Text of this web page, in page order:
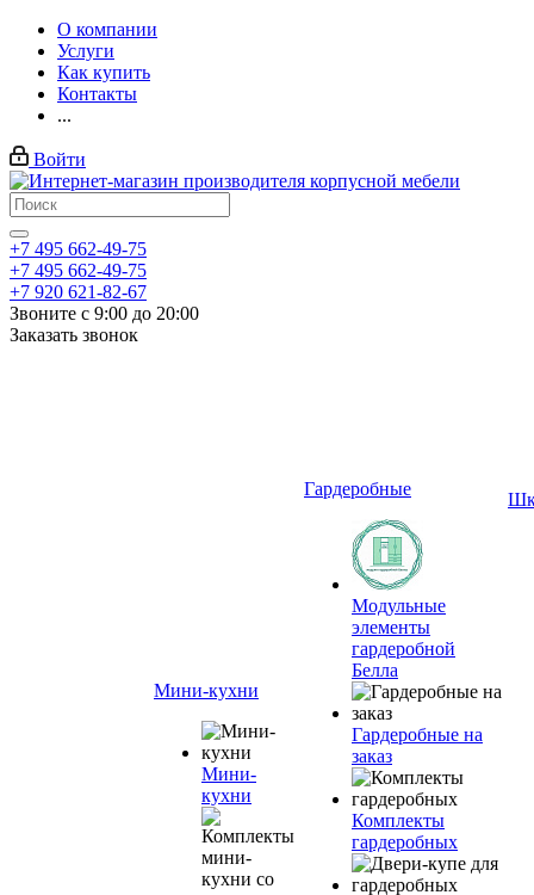
О компании
Услуги
Как купить
Контакты
...
Войти
+7 495 662-49-75
+7 495 662-49-75
+7 920 621-82-67
Звоните с 9:00 до 20:00
Заказать звонок
Мини-кухни
Мини-
кухни
Гардеробные
Модульные
элементы
гардеробной
Белла
Гардеробные на
заказ
Комплекты
гардеробных